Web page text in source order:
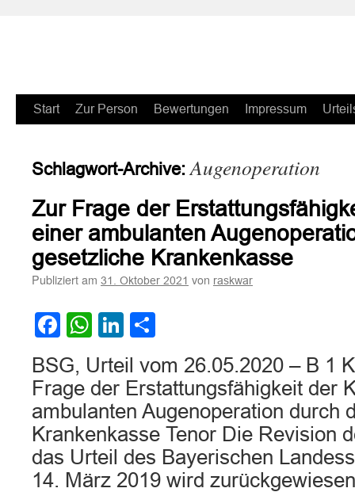
Zum
springen
Start Zur Person Bewertungen Impressum
Schlagwort-Archive:Augenoperation
Zur Frage der
einer ambulanten
gesetzliche Krankenkasse
Publiziert am 31. Oktober 2021 von raskwar
Facebook
WhatsApp
LinkedIn
BSG, Urteil vom 26.05.2020 – B 1
Frage der Erstattungsfähigkeit der
ambulanten Augenoperation durch
Krankenkasse Tenor Die Revision
das Urteil des Bayerischen
14. März 2019 wird